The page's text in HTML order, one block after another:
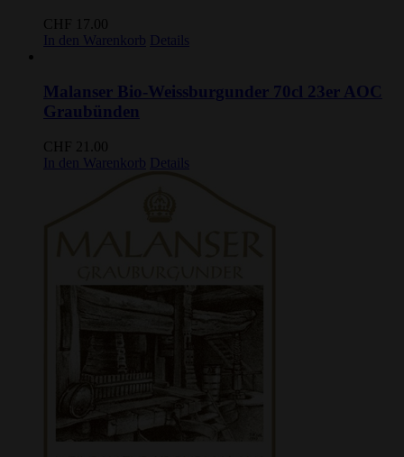
CHF
17.00
In den Warenkorb Details
Malanser Bio-Weissburgunder 70cl 23er AOC
Graubünden
CHF
21.00
In den Warenkorb Details